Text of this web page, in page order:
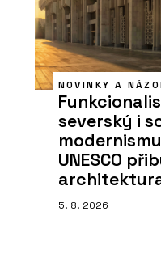
NOVINKY A
severský i
UNESCO
5. 8. 2026